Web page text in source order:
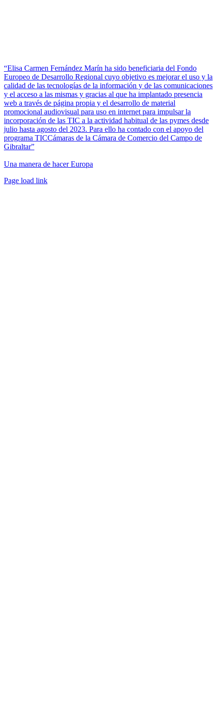
“Elisa Carmen Fernández Marín ha sido beneficiaria del Fondo
Europeo de Desarrollo Regional cuyo objetivo es mejorar el uso y la
calidad de las tecnologías de la información y de las comunicaciones
y el acceso a las mismas y gracias al que ha implantado presencia
web a través de página propia y el desarrollo de material
promocional audiovisual para uso en internet para impulsar la
incorporación de las TIC a la actividad habitual de las pymes desde
julio hasta agosto del 2023. Para ello ha contado con el apoyo del
programa TICCámaras de la Cámara de Comercio del Campo de
Gibraltar”
Una manera de hacer Europa
Facebook
Twitter
Instagram
Pinterest
Page load link